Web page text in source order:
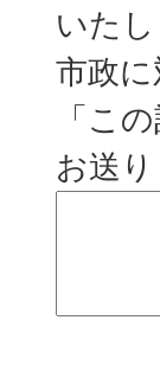
いたし
市政
「こ
お送り